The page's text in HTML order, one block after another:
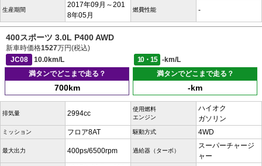
生産期間
2017年09月～201
8年05月
燃費性能 -
400スポーツ 3.0L P400 AWD
新車時価格1527万円(税込)
JC08
10.0km/L 10・15
-km/L
満タンでどこまで走る？
700km
満タンでどこまで走る？
-km
排気量 2994cc
使用燃料
エンジン
ハイオク
ガソリン
ミッション フロア8AT 駆動方式 4WD
最大出力 400ps/6500rpm 過給器（ターボ）
スーパーチャージ
ャー